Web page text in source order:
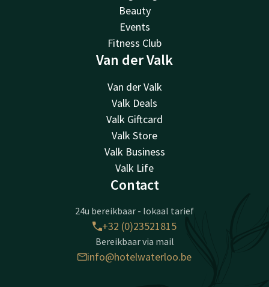
Beauty
Events
Fitness Club
Van der Valk
Van der Valk
Valk Deals
Valk Giftcard
Valk Store
Valk Business
Valk Life
Contact
24u bereikbaar - lokaal tarief
+32 (0)23521815
Bereikbaar via mail
info@hotelwaterloo.be